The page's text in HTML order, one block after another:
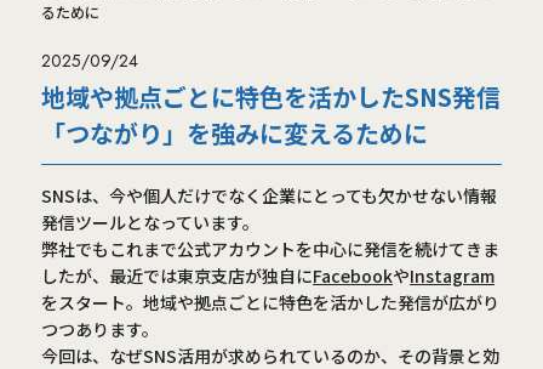
るために
2025/09/24
地域や拠点ごとに特色を活かしたSNS発信
「つながり」を強みに変えるために
SNSは、今や個人だけでなく企業にとっても欠かせない情報
発信ツールとなっています。
弊社でもこれまで公式アカウントを中心に発信を続けてきま
したが、最近では東京支店が独自にFacebookやInstagram
をスタート。地域や拠点ごとに特色を活かした発信が広がり
つつあります。
今回は、なぜSNS活用が求められているのか、その背景と効